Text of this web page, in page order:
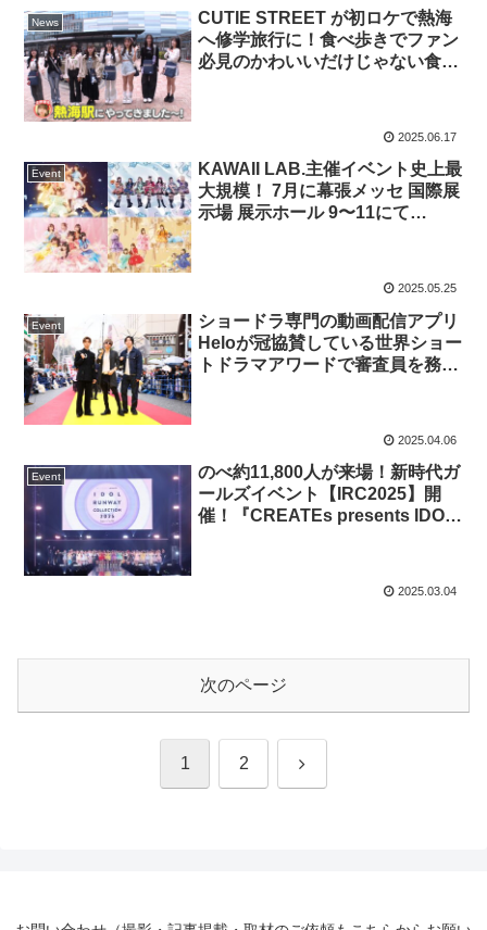
News
CUTIE STREET が初ロケで熱海
へ修学旅行に！食べ歩きでファン
必見のかわいいだけじゃない食リ
ッコミも！温泉まんじゅうで女気
じゃんけんが勃発！「あんバター
食べたらだめですか？」がまさか
の失敗！？
2025.06.17
Event
KAWAII LAB.主催イベント史上最
大規模！ 7月に幕張メッセ 国際展
示場 展示ホール 9〜11にて
2025.05.25
Event
ショードラ専門の動画配信アプリ
Heloが冠協賛している世界ショー
トドラマアワードで審査員を務め
登場！「島ぜんぶでお～きな祭
沖縄国際文化祭」が二日間に渡っ
て開催！
2025.04.06
Event
のべ約11,800人が来場！新時代ガ
ールズイベント【IRC2025】開
催！『CREATEs presents IDOL
ランウェイに登場！日向坂46・
ルたちが大集結！
2025.03.04
次のページ
1 2 次